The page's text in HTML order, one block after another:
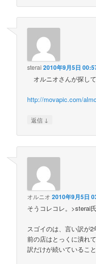
sterai 2010年9月5日
オルニオさんが探し
http://movapic.com/
返信 ↓
オルニオ 2010年9月5日
そうコレコレ。>sterai氏
スゴイのは、言い訳が2
前の店はとっくに潰れ
訳だけが続いていること